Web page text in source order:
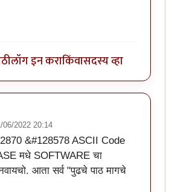
लॉग इन कराकिंवासदस्य व्हा
06/2022 20:14
&#128578 ASCII Code
मधे SOFTWARE चा
आता सर्व "पुढचे पाठ मागचे